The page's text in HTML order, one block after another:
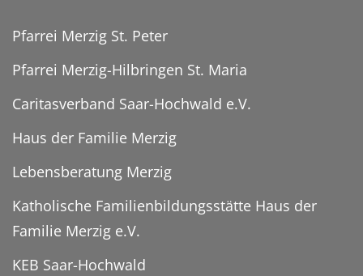
Pfarrei Merzig St. Peter
Pfarrei Merzig-Hilbringen St. Maria
Caritasverband Saar-Hochwald e.V.
Haus der Familie Merzig
Lebensberatung Merzig
Katholische Familienbildungsstätte Haus der
Familie Merzig e.V.
KEB Saar-Hochwald